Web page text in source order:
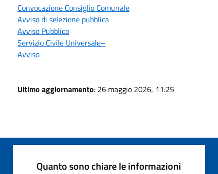
Convocazione Consiglio Comunale
Avviso di selezione pubblica
Avviso Pubblico
Servizio Civile Universale–
Avviso
Ultimo aggiornamento: 26 maggio 2026, 11:25
Quanto sono chiare le informazioni